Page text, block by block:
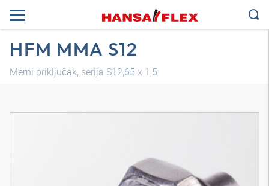
HFM MMA S12
Merni priključak, serija S12,65 x 1,5